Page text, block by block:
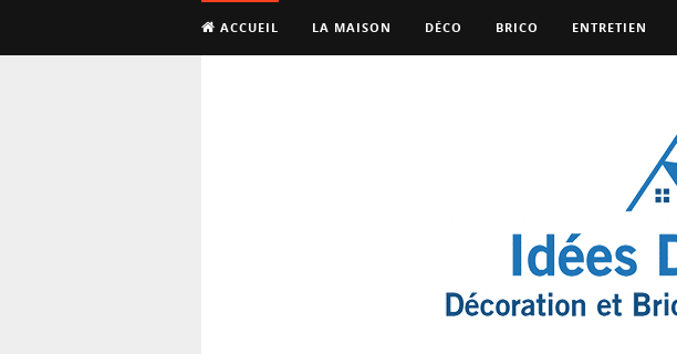
ACCUEIL LA MAISON DÉCO BRICO ENTRETIEN